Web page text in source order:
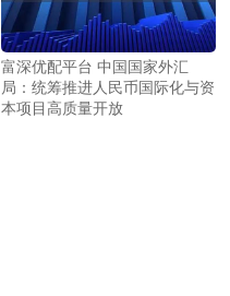
富深优配平台 中国国家外汇
局：统筹推进人民币国际化与资
本项目高质量开放